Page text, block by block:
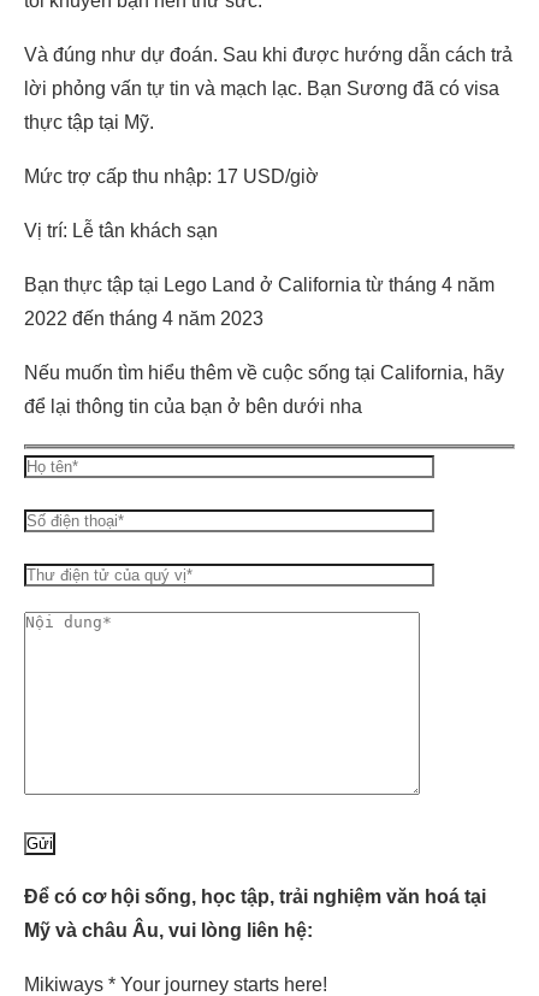
Và đúng như dự đoán. Sau khi được hướng dẫn cách trả
lời phỏng vấn tự tin và mạch lạc. Bạn Sương đã có visa
thực tập tại Mỹ.
Mức trợ cấp thu nhập: 17 USD/giờ
Vị trí: Lễ tân khách sạn
Bạn thực tập tại Lego Land ở California từ tháng 4 năm
2022 đến tháng 4 năm 2023
Nếu muốn tìm hiểu thêm về cuộc sống tại California, hãy
để lại thông tin của bạn ở bên dưới nha
Để có cơ hội sống, học tập, trải nghiệm văn hoá tại
Mỹ và châu Âu, vui lòng liên hệ:
Mikiways * Your journey starts here!